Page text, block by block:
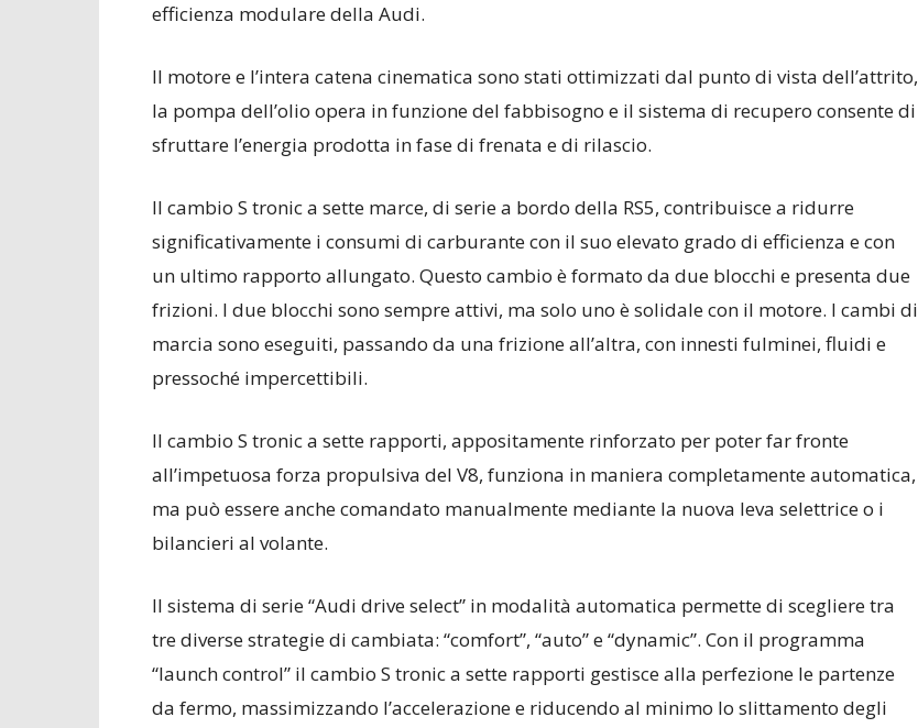
efficienza modulare della Audi.
Il motore e l’intera catena cinematica sono stati ottimizzati dal punto di vista dell’attrito,
la pompa dell’olio opera in funzione del fabbisogno e il sistema di recupero consente di
sfruttare l’energia prodotta in fase di frenata e di rilascio.
Il cambio S tronic a sette marce, di serie a bordo della RS5, contribuisce a ridurre
significativamente i consumi di carburante con il suo elevato grado di efficienza e con
un ultimo rapporto allungato. Questo cambio è formato da due blocchi e presenta due
frizioni. I due blocchi sono sempre attivi, ma solo uno è solidale con il motore. I cambi di
marcia sono eseguiti, passando da una frizione all’altra, con innesti fulminei, fluidi e
pressoché impercettibili.
Il cambio S tronic a sette rapporti, appositamente rinforzato per poter far fronte
all’impetuosa forza propulsiva del V8, funziona in maniera completamente automatica,
ma può essere anche comandato manualmente mediante la nuova leva selettrice o i
bilancieri al volante.
Il sistema di serie “Audi drive select” in modalità automatica permette di scegliere tra
tre diverse strategie di cambiata: “comfort”, “auto” e “dynamic”. Con il programma
“launch control” il cambio S tronic a sette rapporti gestisce alla perfezione le partenze
da fermo, massimizzando l’accelerazione e riducendo al minimo lo slittamento degli